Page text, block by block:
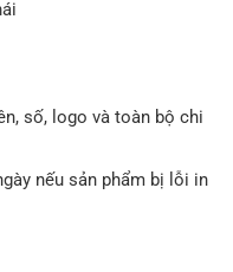
số, logo và toàn bộ chi
nếu sản phẩm bị lỗi in